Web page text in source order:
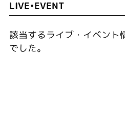
LIVE•EVENT
該当するライブ・イベント
でした。